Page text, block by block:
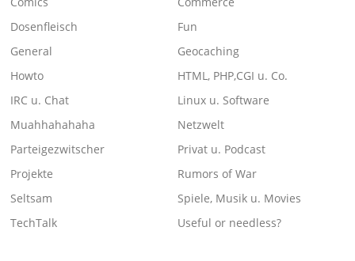
Dosenfleisch
Fun
General
Geocaching
Howto
HTML, PHP,CGI u. Co.
IRC u. Chat
Linux u. Software
Muahhahahaha
Netzwelt
Parteigezwitscher
Privat u. Podcast
Projekte
Rumors of War
Seltsam
Spiele, Musik u. Movies
TechTalk
Useful or needless?